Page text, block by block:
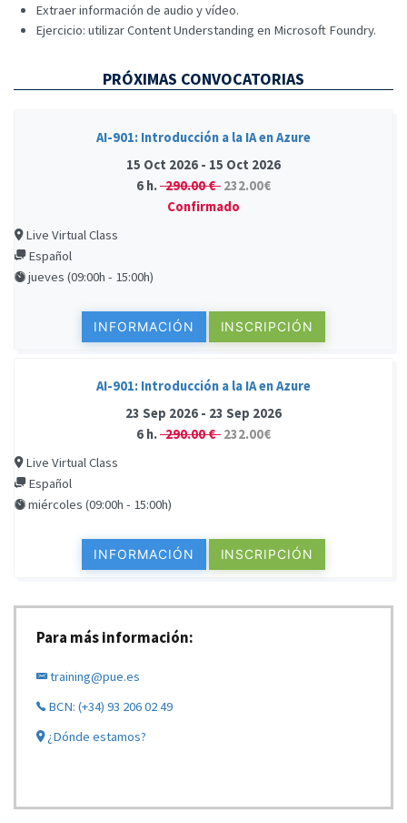
Extraer información de audio y vídeo.
Ejercicio: utilizar Content Understanding en Microsoft Foundry.
PRÓXIMAS CONVOCATORIAS
AI-901: Introducción a la IA en Azure
15 Oct 2026 - 15 Oct 2026
6 h.290.00 € 232.00€
Confirmado
Live Virtual Class
Español
jueves (09:00h - 15:00h)
INFORMACIÓN INSCRIPCIÓN
AI-901: Introducción a la IA en Azure
23 Sep 2026 - 23 Sep 2026
6 h.290.00 € 232.00€
Live Virtual Class
Español
miércoles (09:00h - 15:00h)
INFORMACIÓN INSCRIPCIÓN
Para más información:
training@pue.es
BCN: (+34) 93 206 02 49
¿Dónde estamos?